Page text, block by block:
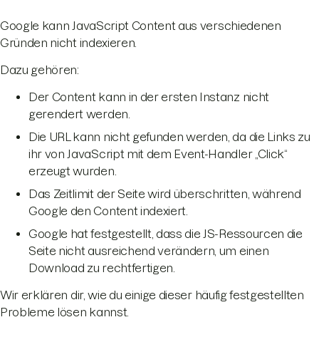
Google kann JavaScript Content aus verschiedenen
Gründen nicht indexieren.
Dazu gehören:
Der Content kann in der ersten Instanz nicht
gerendert werden.
Die URL kann nicht gefunden werden, da die Links zu
ihr von JavaScript mit dem Event-Handler „Click“
erzeugt wurden.
Das Zeitlimit der Seite wird überschritten, während
Google den Content indexiert.
Google hat festgestellt, dass die JS-Ressourcen die
Seite nicht ausreichend verändern, um einen
Download zu rechtfertigen.
Wir erklären dir, wie du einige dieser häufig festgestellten
Probleme lösen kannst.